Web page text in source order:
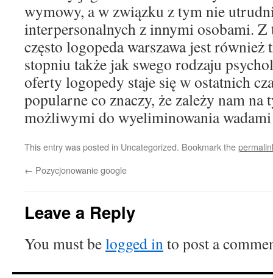
wymowy, a w związku z tym nie
interpersonalnych z innymi osobami. Z
często logopeda warszawa jest
stopniu także jak swego rodzaju
oferty logopedy staje się w ostatnich
popularne co znaczy, że zależy nam na
możliwymi do wyeliminowania
This entry was posted in Uncategorized. Bookmark the
← Pozycjonowanie google
Leave a Reply
You must belogged into post a